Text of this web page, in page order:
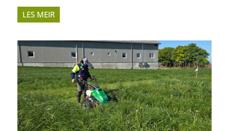
LES MEIR